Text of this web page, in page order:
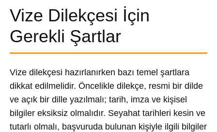
Vize Dilekçesi İçin
Gerekli Şartlar
Vize dilekçesi hazırlanırken bazı temel şartlara
dikkat edilmelidir. Öncelikle dilekçe, resmi bir dilde
ve açık bir dille yazılmalı; tarih, imza ve kişisel
bilgiler eksiksiz olmalıdır. Seyahat tarihleri kesin ve
tutarlı olmalı, başvuruda bulunan kişiyle ilgili bilgiler